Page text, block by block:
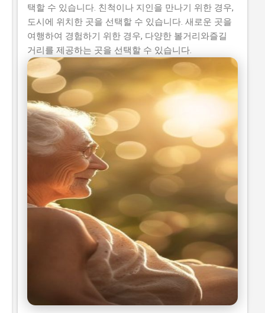
택할 수 있습니다. 친척이나 지인을 만나기 위한 경우,
도시에 위치한 곳을 선택할 수 있습니다. 새로운 곳을
여행하여 경험하기 위한 경우, 다양한 볼거리와즐길
거리를 제공하는 곳을 선택할 수 있습니다.